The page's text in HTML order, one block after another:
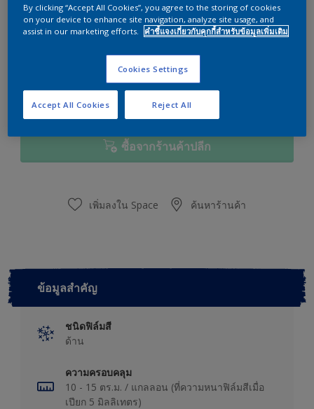
ขนาด
1/4 แกลลอน 1 แกลลอน
เครื่องมือคำนวณปริมาณสี
ซื้อจากร้านค้าปลีก
เพิ่มลงใน Space ค้นหาร้านค้า
ข้อมูลสำคัญ
ชนิดฟิล์มสี
ด้าน
ความครอบคลุม
10 - 15 ตร.ม. / แกลลอน (ที่ความหนาฟิล์มสีเมื่อ
เปียก 5 มิลลิเทตร)
By clicking “Accept All Cookies”, you agree to the storing of cookies
on your device to enhance site navigation, analyze site usage, and
assist in our marketing efforts.
คำชี้แจงเกี่ยวกับคุกกี้สำหรับข้อมูลเพิ่มเติม
Cookies Settings
Reject All
Accept All Cookies